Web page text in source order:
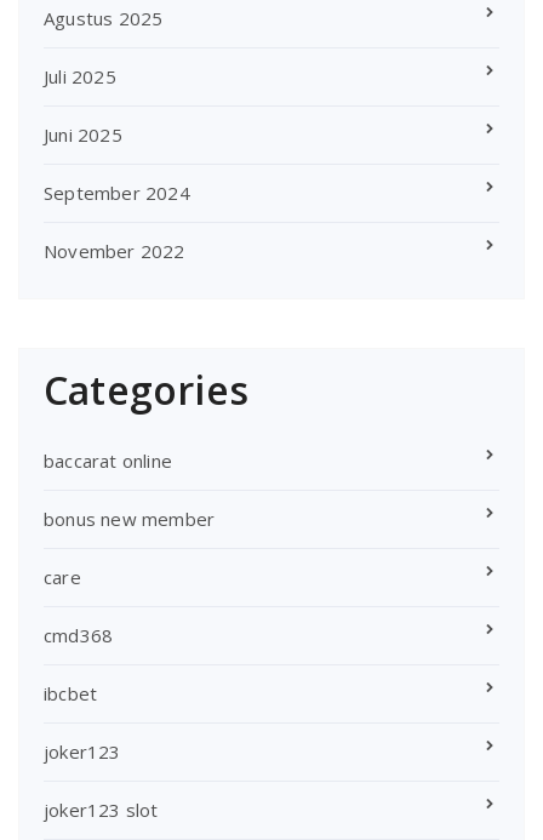
Agustus 2025
Juli 2025
Juni 2025
September 2024
November 2022
Categories
baccarat online
bonus new member
care
cmd368
ibcbet
joker123
joker123 slot